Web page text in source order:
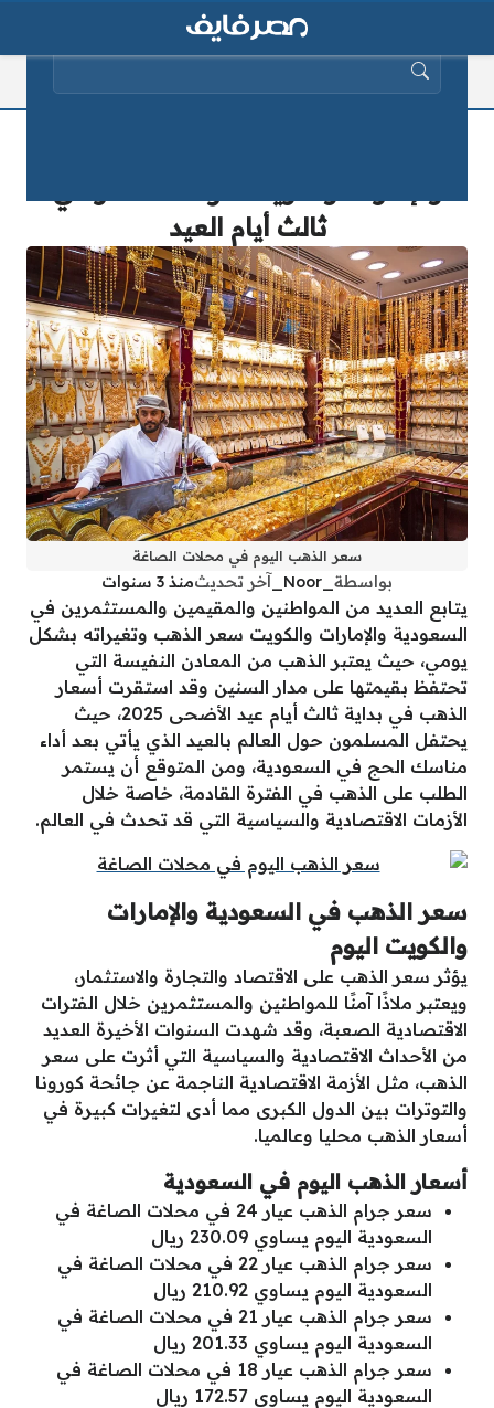
ثالث أيام العيد
سعر الذهب اليوم في محلات الصاغة
بواسطة آخر تحديثمنذ 3 سنوات
يتابع العديد من المواطنين والمقيمين والمستثمرين في
السعودية والإمارات والكويت سعر الذهب وتغيراته بشكل
يومي، حيث يعتبر الذهب من المعادن النفيسة التي
تحتفظ بقيمتها على مدار السنين وقد استقرت أسعار
الذهب في بداية ثالث أيام عيد الأضحى 2025، حيث
يحتفل المسلمون حول العالم بالعيد الذي يأتي بعد أداء
مناسك الحج في السعودية، ومن المتوقع أن يستمر
الطلب على الذهب في الفترة القادمة، خاصة خلال
الأزمات الاقتصادية والسياسية التي قد تحدث في العالم.
سعر الذهب في السعودية والإمارات
والكويت اليوم
يؤثر سعر الذهب على الاقتصاد والتجارة والاستثمار،
ويعتبر ملاذًا آمنًا للمواطنين والمستثمرين خلال الفترات
الاقتصادية الصعبة، وقد شهدت السنوات الأخيرة العديد
من الأحداث الاقتصادية والسياسية التي أثرت على سعر
الذهب، مثل الأزمة الاقتصادية الناجمة عن جائحة كورونا
والتوترات بين الدول الكبرى مما أدى لتغيرات كبيرة في
أسعار الذهب محليا وعالميا.
أسعار الذهب اليوم في السعودية
سعر جرام الذهب عيار 24 في محلات الصاغة في
السعودية اليوم يساوي 230.09 ريال
سعر جرام الذهب عيار 22 في محلات الصاغة في
السعودية اليوم يساوي 210.92 ريال
سعر جرام الذهب عيار 21 في محلات الصاغة في
السعودية اليوم يساوي 201.33 ريال
سعر جرام الذهب عيار 18 في محلات الصاغة في
السعودية اليوم يساوي 172.57 ريال
البحث عن: